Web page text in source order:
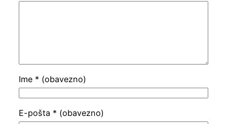
Ime * (obavezno)
E-pošta * (obavezno)